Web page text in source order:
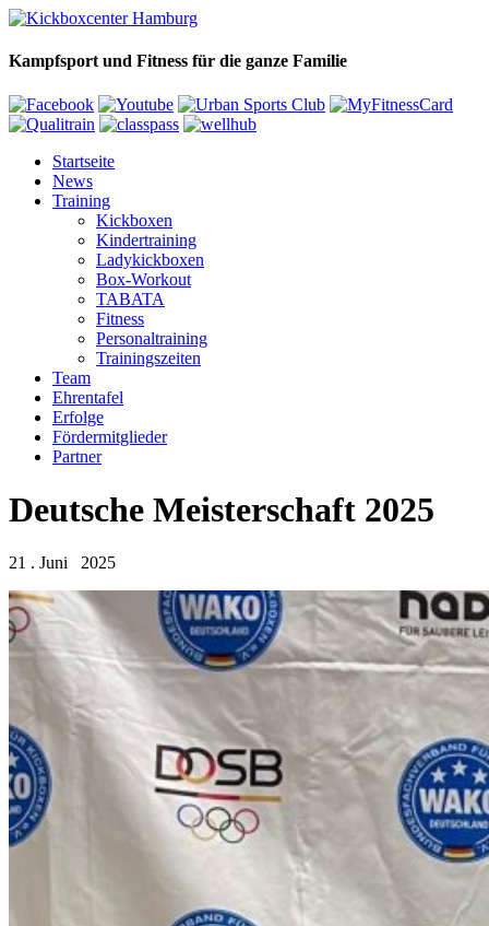
Kampfsport und Fitness für die ganze Familie
Startseite
News
Training
Kickboxen
Kindertraining
Ladykickboxen
Box-Workout
TABATA
Fitness
Personaltraining
Trainingszeiten
Team
Ehrentafel
Erfolge
Fördermitglieder
Partner
Deutsche Meisterschaft 2025
21 . Juni 2025